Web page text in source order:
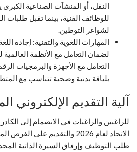
النقل، أو المنشآت الصناعية الكبرى
للوظائف الفنية، بينما تقبل طلبات
لشواغر التوطين.
المهارات اللغوية والتقنية: إجادة
لضمان التعامل مع الأنظمة
التعامل مع الأجهزة والبرمجيات
بلياقة بدنية وصحية تتناسب مع
آلية التقديم الإلكتروني
للراغبين والراغبات في الانضمام إلى
الاتحاد لعام 2026 والتقديم